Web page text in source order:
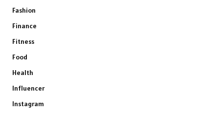
Fashion
Finance
Fitness
Food
Health
Influencer
Instagram